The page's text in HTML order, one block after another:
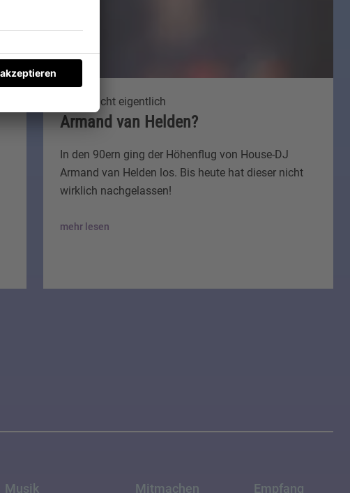
Was macht eigentlich
Armand van Helden?
In den 90ern ging der Höhenflug von House-DJ
Armand van Helden los. Bis heute hat dieser nicht
wirklich nachgelassen!
mehr lesen
Musik Mitmachen Empfang